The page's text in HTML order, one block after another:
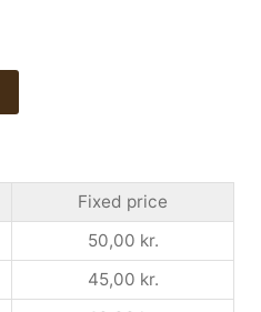
Fixed price
50,00 kr.
45,00 kr.